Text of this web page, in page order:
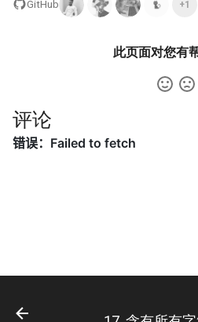
47. 全排列 II
43. 1 ～ n 整数中 1 出现的次
46. 把数字翻译成字符串
49. 丑数
50. 第一个只出现一次的字符
8.5. 递归乘法
8.7. 无重复字符串的排列组合
8.8. 有重复字符串的排列组合
8.12. 八皇后
8.13. 堆箱子
GitHub +1
此页面对您有
评论